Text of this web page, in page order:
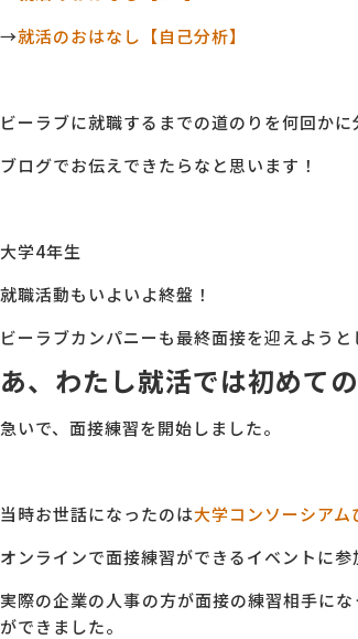
採用情報
→就活のおはなし【自己分析】
ビーラブに就職するまでの道のりを何回かに
ブログでお伝えできたらなと思います！
大学4年生
就職活動もいよいよ終盤！
ビーラブカンパニーも最終面接を迎えよう
あ、わたし就活では初めての
急いで、面接練習を開始しました。
当時お世話になったのは大学コンソーシアム
オンラインで面接練習ができるイベントに参
実際の企業の人事の方が面接の練習相手に
ができました。